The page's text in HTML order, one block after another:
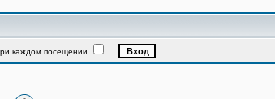
каждом посещении